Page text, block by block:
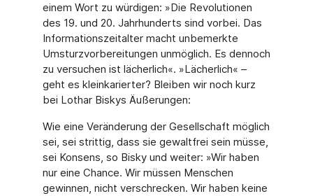
einem Wort zu würdigen: »Die Revolutionen
des 19. und 20. Jahrhunderts sind vorbei. Das
Informationszeitalter macht unbemerkte
Umsturzvorbereitungen unmöglich. Es dennoch
zu versuchen ist lächerlich«. »Lächerlich« –
geht es kleinkarierter? Bleiben wir noch kurz
bei Lothar Biskys Äußerungen:
Wie eine Veränderung der Gesellschaft möglich
sei, sei strittig, dass sie gewaltfrei sein müsse,
sei Konsens, so Bisky und weiter: »Wir haben
nur eine Chance. Wir müssen Menschen
gewinnen, nicht verschrecken. Wir haben keine